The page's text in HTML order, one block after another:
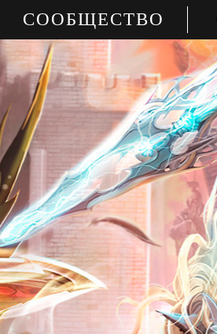
СООБЩЕСТВО